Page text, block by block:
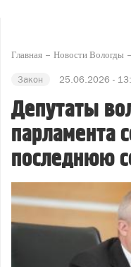
Главная Новости Вологды
Закон 25.06.2026 -
Депутаты
парламента
последнюю